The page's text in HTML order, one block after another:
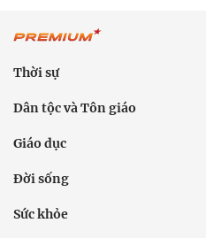
Thời sự
Dân tộc và Tôn giáo
Giáo dục
Đời sống
Sức khỏe